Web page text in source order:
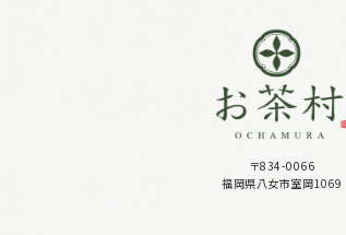
〒834-0066
福岡県八女市室岡1069